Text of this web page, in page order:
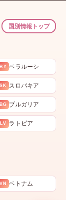
国別情報トップ
BY ベラルーシ
SK スロバキア
BG ブルガリア
LV ラトビア
VN ベトナム